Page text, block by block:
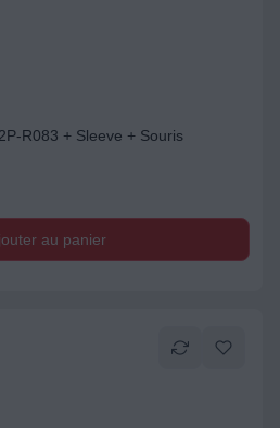
R083 + Sleeve + Souris
au panier